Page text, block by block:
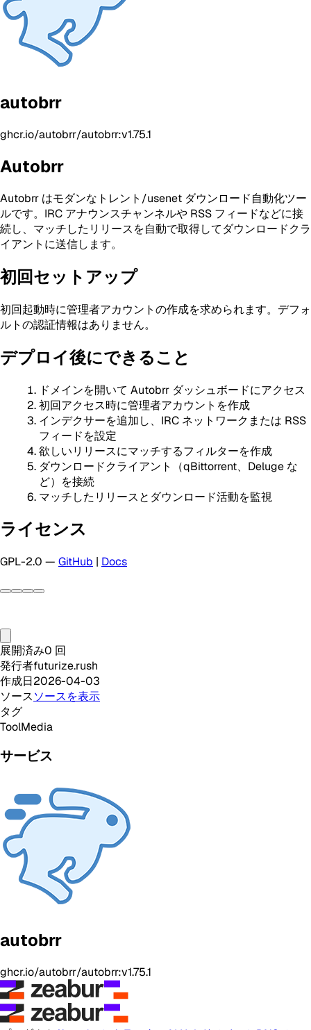
autobrr
ghcr.io/autobrr/autobrr:v1.75.1
Autobrr
Autobrr はモダンなトレント/usenet ダウンロード自動化ツー
ルです。IRC アナウンスチャンネルや RSS フィードなどに接
続し、マッチしたリリースを自動で取得してダウンロードクラ
イアントに送信します。
初回セットアップ
初回起動時に管理者アカウントの作成を求められます。デフォ
ルトの認証情報はありません。
デプロイ後にできること
ドメインを開いて Autobrr ダッシュボードにアクセス
初回アクセス時に管理者アカウントを作成
インデクサーを追加し、IRC ネットワークまたは RSS
フィードを設定
欲しいリリースにマッチするフィルターを作成
ダウンロードクライアント（qBittorrent、Deluge な
ど）を接続
マッチしたリリースとダウンロード活動を監視
ライセンス
GPL-2.0 — GitHub | Docs
展開済み0 回
発行者futurize.rush
作成日2026-04-03
ソースソースを表示
タグ
ToolMedia
サービス
autobrr
ghcr.io/autobrr/autobrr:v1.75.1